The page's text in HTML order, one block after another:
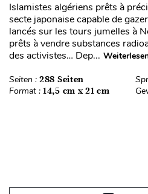
Islamistes algériens prêts à
secte japonaise capable de
lancés sur les tours jumelles à
prêts à vendre substances
des activistes… Dep...
Seiten : 288 Seiten
Format : 14,5 cm x 21 cm